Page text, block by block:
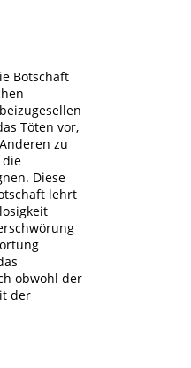
Botschaft
Töten vor,
zu
Diese
lehrt
obwohl der
der